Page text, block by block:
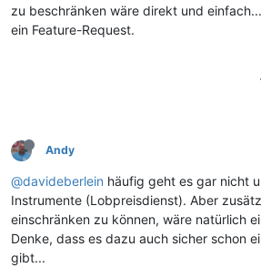
zu beschränken wäre direkt und
ein Feature-Request.
Andy
@davideberlein häufig geht es gar nicht
Instrumente (Lobpreisdienst). Aber
einschränken zu können, wäre natürlich
Denke, dass es dazu auch sicher schon
gibt...